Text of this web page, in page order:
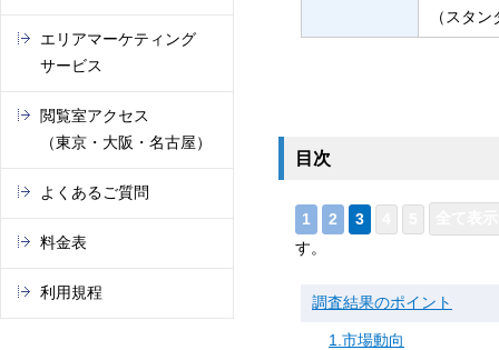
（スタ
目次
す。
調査結果のポイント
1.市場動向
エリアマーケティング
サービス
閲覧室アクセス
（東京・大阪・名古屋）
よくあるご質問
料金表
利用規程